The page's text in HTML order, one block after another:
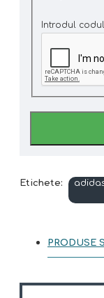
Introdul
Etichete:
PRODUSE